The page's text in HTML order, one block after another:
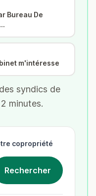
Bureau De
m'intéresse
syndics de
minutes.
copropriété